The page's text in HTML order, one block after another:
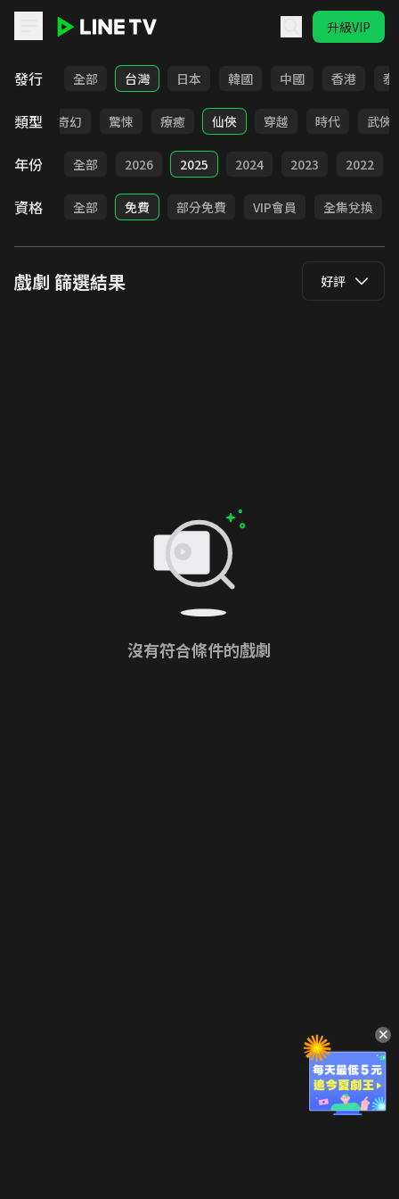
升級VIP
發行 全部 台灣 日本 韓國 中國 香港 泰
類型
BL 奇幻 驚悚 療癒 仙俠 穿越 時代 武俠
年份 全部 2026 2025 2024 2023 2022
資格 全部 免費 部分免費 VIP會員 全集兌換
戲劇 篩選結果 好評
沒有符合條件的戲劇